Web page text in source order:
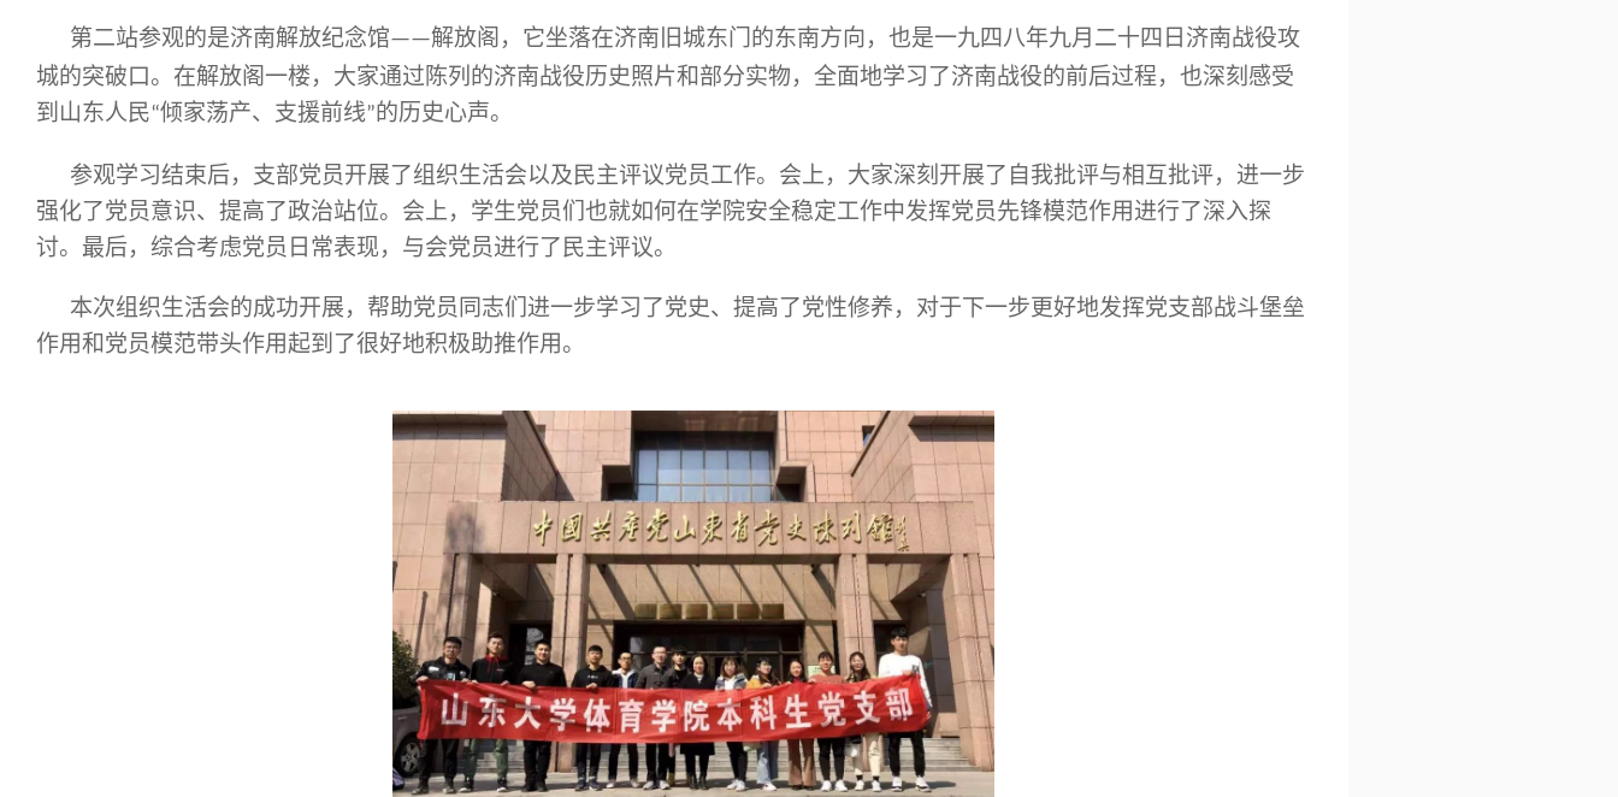
第二站参观的是济南解放纪念馆——解放阁，它坐落在济南旧城东门的东南方向，也是一九四八年九月二十四日济南战役攻
城的突破口。在解放阁一楼，大家通过陈列的济南战役历史照片和部分实物，全面地学习了济南战役的前后过程，也深刻感受
到山东人民“倾家荡产、支援前线”的历史心声。
参观学习结束后，支部党员开展了组织生活会以及民主评议党员工作。会上，大家深刻开展了自我批评与相互批评，进一步
强化了党员意识、提高了政治站位。会上，学生党员们也就如何在学院安全稳定工作中发挥党员先锋模范作用进行了深入探
讨。最后，综合考虑党员日常表现，与会党员进行了民主评议。
本次组织生活会的成功开展，帮助党员同志们进一步学习了党史、提高了党性修养，对于下一步更好地发挥党支部战斗堡垒
作用和党员模范带头作用起到了很好地积极助推作用。